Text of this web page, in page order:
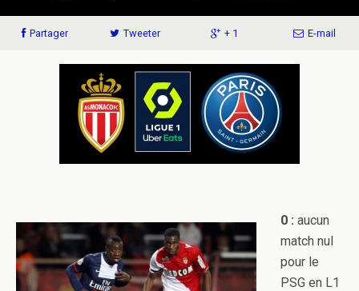
Partager Tweeter + 1 E-mail
0 : aucun
match nul
pour le
PSG en L1